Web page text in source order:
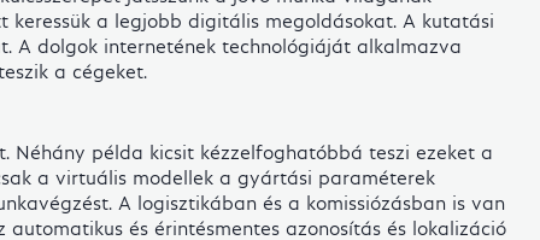
a legjobb digitális megoldásokat. A kutatási
A dolgok internetének technológiáját alkalmazva
a cégeket.
példa kicsit kézzelfoghatóbbá teszi ezeket a
a virtuális modellek a gyártási paraméterek
A logisztikában és a komissiózásban is van
és érintésmentes azonosítás és lokalizáció